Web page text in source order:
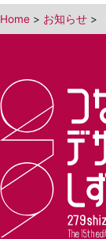
Home > お知らせ >